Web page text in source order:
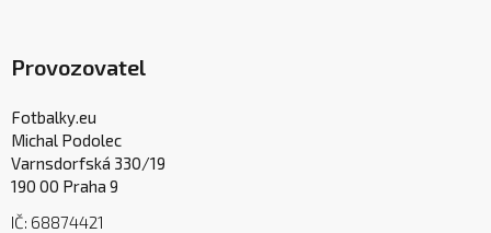
Provozovatel
Fotbalky.eu
Michal Podolec
Varnsdorfská 330/19
190 00 Praha 9
IČ: 68874421